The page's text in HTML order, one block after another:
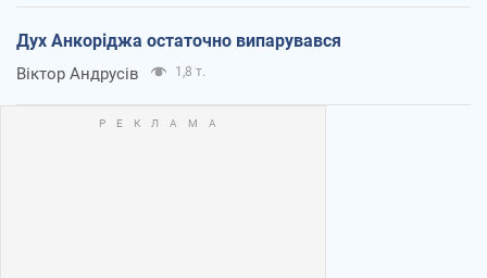
Дух Анкоріджа остаточно випарувався
Віктор Андрусів 1,8 т.